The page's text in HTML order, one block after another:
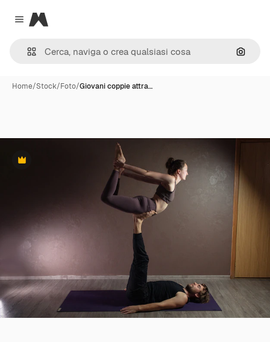
Close menu
Magnific
Cerca
Home/Stock/Foto/Giovani coppie attra…
Premium